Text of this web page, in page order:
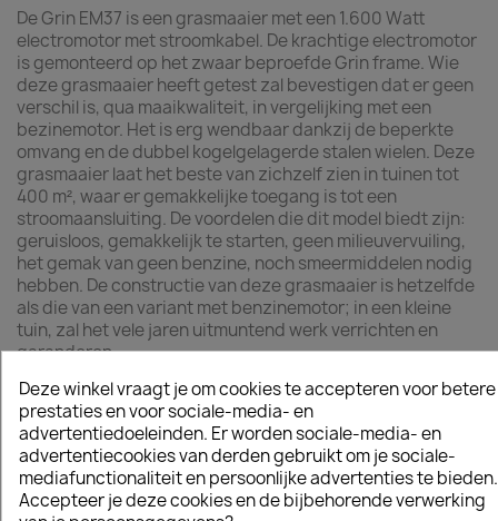
De Grin EM37 is een grasmaaier met een 1.600 Watt
electromotor met stroomkabel. De krachtige electromotor
is gemonteerd op het zwaar beproefde Grin frame. Wie
deze grasmaaier heeft getest zal bevestigen dat er geen
verschil is, qua maaikwaliteit, in vergelijking met een
bezinemotor. Het is erg wendbaar dankzij de beperkte
omvang en de dubbel kogelgelagerde stalen wielen. Deze
grasmaaier laat het beste van zichzelf zien in tuinen tot
400 m², waar er gemakkelijke toegang is tot een
stroomaansluiting. De voordelen die dit model biedt zijn:
geruisloos, gemakkelijk te starten, geen milieuvervuiling,
het gemak van geen benzine, noch smeermiddelen nodig
hebben. De constructie van deze grasmaaier is hetzelfde
als die van een variant met benzinemotor; in een kleine
tuin, zal het vele jaren uitmuntend werk verrichten en
garanderen.
Productdetails
Datasheet
Grasoppervlakte 400 M²
Deze winkel vraagt je om cookies te accepteren voor betere
prestaties en voor sociale-media- en
advertentiedoeleinden. Er worden sociale-media- en
advertentiecookies van derden gebruikt om je sociale-
mediafunctionaliteit en persoonlijke advertenties te bieden.
Accepteer je deze cookies en de bijbehorende verwerking